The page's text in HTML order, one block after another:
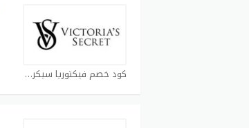
كود خصم فيكتوريا سيكرت كوبون